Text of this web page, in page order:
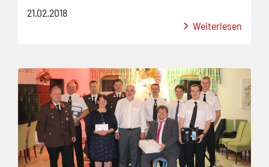
21.02.2018
Weiterlesen